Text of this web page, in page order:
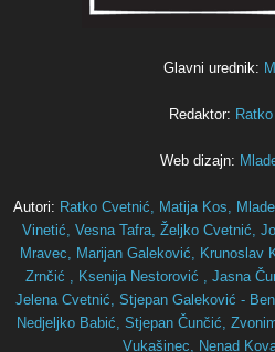
Glavni urednik:
Redaktor:
Web dizajn:
Autori: Ratko Cvetnić, Matija Kos,
Vinetić, Vesna Tafra, Željko Cvetnić,
Mravec, Marijan Galeković, Krunoslav
Zrnčić , Ksenija Nestorović , Jasna
Jelena Cvetnić, Stjepan Galeković -
Nedjeljko Babić, Stjepan Čunčić,
Vukašinec, Nenad